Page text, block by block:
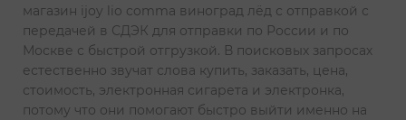
магазин ijoy lio comma виноград лёд с отправкой с
передачей в СДЭК для отправки по России и по
Москве с быстрой отгрузкой. В поисковых запросах
естественно звучат слова купить, заказать, цена,
стоимость, электронная сигарета и электронка,
потому что они помогают быстро выйти именно на